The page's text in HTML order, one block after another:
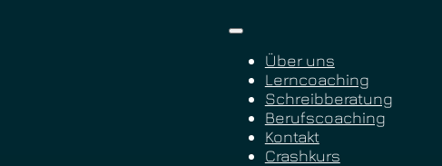
Über uns
Lerncoaching
Schreibberatung
Berufscoaching
Kontakt
Crashkurs